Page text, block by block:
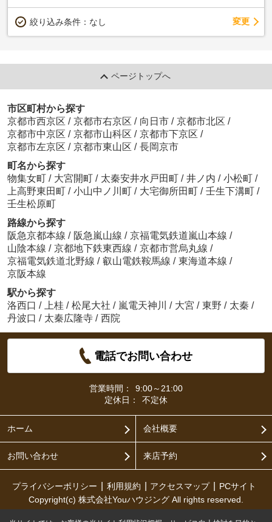
絞り込み条件： なし 変更
ページトップへ
市区町村から探す
京都市西京区 / 京都市右京区 / 向日市 / 京都市北区 /
京都市中京区 / 京都市山科区 / 京都市下京区 /
京都市左京区 / 京都市東山区 / 長岡京市
町名から探す
物集女町 / 大宮開町 / 太秦安井水戸田町 / 井ノ内 / 小松町 /
上高野東田町 / 小山中ノ川町 / 大宅御所田町 / 壬生下溝町 /
壬生松原町
路線から探す
阪急京都本線 / 阪急嵐山線 / 京福電気鉄道嵐山本線 /
山陰本線 / 京都地下鉄東西線 / 京都市営烏丸線 /
京福電気鉄道北野線 / 叡山電鉄鞍馬線 / 東海道本線 /
京阪本線
駅から探す
洛西口 / 上桂 / 松尾大社 / 嵐電天神川 / 大宮 / 東野 / 太秦 /
丹波口 / 太秦広隆寺 / 西院
電話でお問い合わせ
営業時間：
9:00～21:00
定休日：
不定休
ホーム 会社概要
お問い合わせ 来店予約
プライバシーポリシー 利用規約 アクセスマップ
PCサイト
Copyright(c) 株式会社Youハウジング All rights reserved.